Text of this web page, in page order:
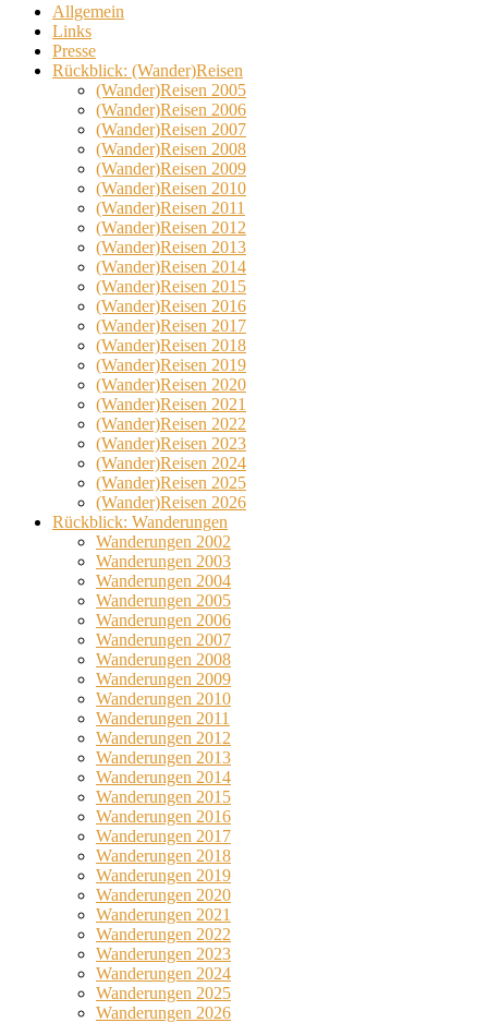
Allgemein
Links
Presse
Rückblick: (Wander)Reisen
(Wander)Reisen 2005
(Wander)Reisen 2006
(Wander)Reisen 2007
(Wander)Reisen 2008
(Wander)Reisen 2009
(Wander)Reisen 2010
(Wander)Reisen 2011
(Wander)Reisen 2012
(Wander)Reisen 2013
(Wander)Reisen 2014
(Wander)Reisen 2015
(Wander)Reisen 2016
(Wander)Reisen 2017
(Wander)Reisen 2018
(Wander)Reisen 2019
(Wander)Reisen 2020
(Wander)Reisen 2021
(Wander)Reisen 2022
(Wander)Reisen 2023
(Wander)Reisen 2024
(Wander)Reisen 2025
(Wander)Reisen 2026
Rückblick: Wanderungen
Wanderungen 2002
Wanderungen 2003
Wanderungen 2004
Wanderungen 2005
Wanderungen 2006
Wanderungen 2007
Wanderungen 2008
Wanderungen 2009
Wanderungen 2010
Wanderungen 2011
Wanderungen 2012
Wanderungen 2013
Wanderungen 2014
Wanderungen 2015
Wanderungen 2016
Wanderungen 2017
Wanderungen 2018
Wanderungen 2019
Wanderungen 2020
Wanderungen 2021
Wanderungen 2022
Wanderungen 2023
Wanderungen 2024
Wanderungen 2025
Wanderungen 2026